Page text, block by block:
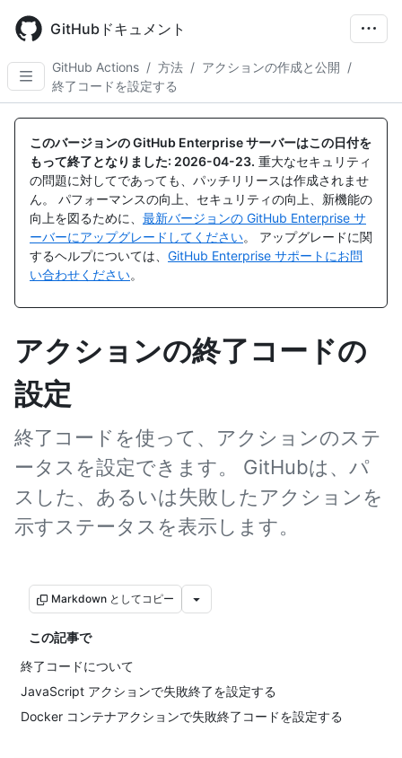
main
content
GitHubドキュメント
GitHub Actions / 方法 / アクションの作成と公開 /
終了コードを設定する
このバージョンの GitHub Enterprise サーバーはこの日付を
もって終了となりました: 2026-04-23. 重大なセキュリティ
の問題に対してであっても、パッチリリースは作成されませ
ん。 パフォーマンスの向上、セキュリティの向上、新機能の
向上を図るために、 最新バージョンの GitHub Enterprise サ
ーバーにアップグレードしてください。 アップグレードに関
するヘルプについては、 GitHub Enterprise サポートにお問
い合わせください。
アクションの終了コードの
設定
終了コードを使って、アクションのステ
ータスを設定できます。 GitHubは、パ
スした、あるいは失敗したアクションを
示すステータスを表示します。
Markdown としてコピー
この記事で
終了コードについて
JavaScript アクションで失敗終了を設定する
Docker コンテナアクションで失敗終了コードを設定する